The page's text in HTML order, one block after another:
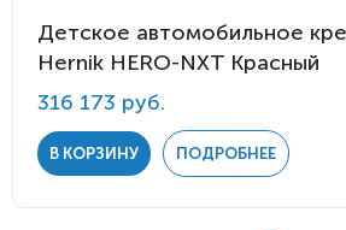
Детское автомобильное
Hernik HERO-NXT Красный
316 173 руб.
В КОРЗИНУ ПОДРОБНЕЕ